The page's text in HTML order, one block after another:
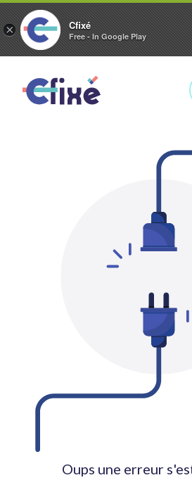
× Cfixé
Free - In Google Play
Oups une erreur